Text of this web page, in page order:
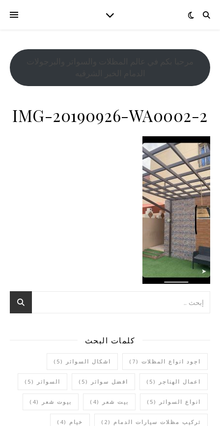
IMG-20190926-WA0002-2
كلمات البحث
اجود انواع المظلات (7) اشكال السواتر (5)
اعمال الهناجر (5) افضل سواتر (5) السواتر (5)
انواع السواتر (5) بيت شعر (4) بيوت شعر (4)
تركيب مظلات سيارات الدمام (2) خيام (4)